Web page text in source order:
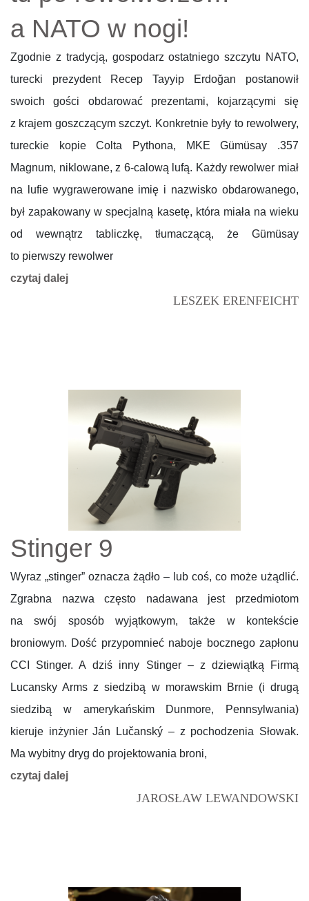
a NATO w nogi!
Zgodnie z tradycją, gospodarz ostatniego szczytu NATO,
turecki prezydent Recep Tayyip Erdoğan postanowił
swoich gości obdarować prezentami, kojarzącymi się
z krajem goszczącym szczyt. Konkretnie były to rewolwery,
tureckie kopie Colta Pythona, MKE Gümüsay .357
Magnum, niklowane, z 6-calową lufą. Każdy rewolwer miał
na lufie wygrawerowane imię i nazwisko obdarowanego,
był zapakowany w specjalną kasetę, która miała na wieku
od wewnątrz tabliczkę, tłumaczącą, że Gümüsay
to pierwszy rewolwer
czytaj dalej
LESZEK ERENFEICHT
Stinger 9
Wyraz „stinger” oznacza żądło – lub coś, co może użądlić.
Zgrabna nazwa często nadawana jest przedmiotom
na swój sposób wyjątkowym, także w kontekście
broniowym. Dość przypomnieć naboje bocznego zapłonu
CCI Stinger. A dziś inny Stinger – z dziewiątką Firmą
Lucansky Arms z siedzibą w morawskim Brnie (i drugą
siedzibą w amerykańskim Dunmore, Pennsylwania)
kieruje inżynier Ján Lučanský – z pochodzenia Słowak.
Ma wybitny dryg do projektowania broni,
czytaj dalej
JAROSŁAW LEWANDOWSKI